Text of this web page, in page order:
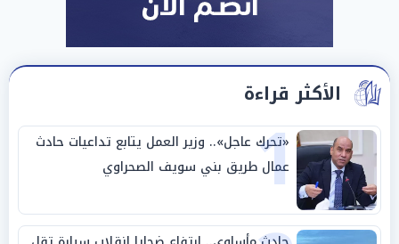
الأكثر قراءة
1
«تحرك عاجل».. وزير العمل يتابع تداعيات حادث
عمال طريق بني سويف الصحراوي